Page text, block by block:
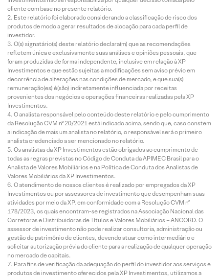
cliente com base no presente relatório.
Este relatório foi elaborado considerando a classificação de risco dos
produtos de modo a gerar resultados de alocação para cada perfil de
investidor.
O(s) signatário(s) deste relatório declara(m) que as recomendações
refletem única e exclusivamente suas análises e opiniões pessoais, que
foram produzidas de forma independente, inclusive em relação à XP
Investimentos e que estão sujeitas a modificações sem aviso prévio em
decorrência de alterações nas condições de mercado, e que sua(s)
remuneração(es) é(são) indiretamente influenciada por receitas
provenientes dos negócios e operações financeiras realizadas pela XP
Investimentos.
O analista responsável pelo conteúdo deste relatório e pelo cumprimento
da Resolução CVM nº 20/2021 está indicado acima, sendo que, caso constem
a indicação de mais um analista no relatório, o responsável será o primeiro
analista credenciado a ser mencionado no relatório.
Os analistas da XP Investimentos estão obrigados ao cumprimento de
todas as regras previstas no Código de Conduta da APIMEC Brasil para o
Analista de Valores Mobiliários e na Política de Conduta dos Analistas de
Valores Mobiliários da XP Investimentos.
O atendimento de nossos clientes é realizado por empregados da XP
Investimentos ou por assessores de investimento que desempenham suas
atividades por meio da XP, em conformidade com a Resolução CVM nº
178/2023, os quais encontram-se registrados na Associação Nacional das
Corretoras e Distribuidoras de Títulos e Valores Mobiliários – ANCORD. O
assessor de investimento não pode realizar consultoria, administração ou
gestão de patrimônio de clientes, devendo atuar como intermediário e
solicitar autorização prévia do cliente para a realização de qualquer operação
no mercado de capitais.
Para fins de verificação da adequação do perfil do investidor aos serviços e
produtos de investimento oferecidos pela XP Investimentos, utilizamos a